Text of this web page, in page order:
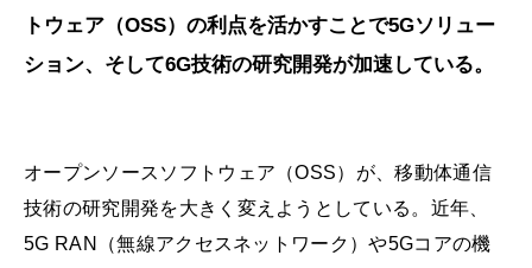
トウェア（OSS）の利点を活かすことで5Gソリュー
ション、そして6G技術の研究開発が加速している。
オープンソースソフトウェア（OSS）が、移動体通信
技術の研究開発を大きく変えようとしている。近年、
5G RAN（無線アクセスネットワーク）や5Gコアの機